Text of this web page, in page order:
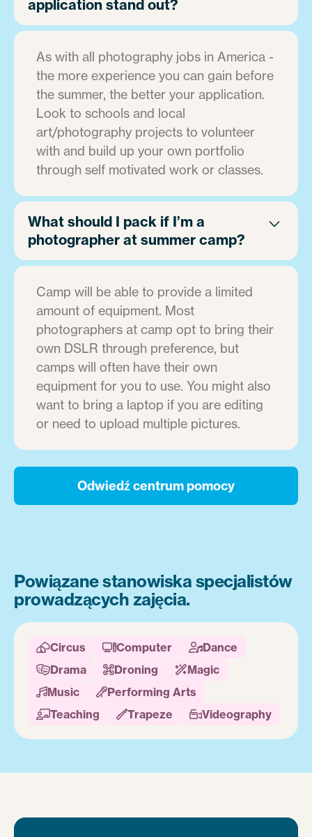
application stand out?
As with all photography jobs in America -
the more experience you can gain before
the summer, the better your application.
Look to schools and local
art/photography projects to volunteer
with and build up your own portfolio
through self motivated work or classes.
What should I pack if I’m a
photographer at summer camp?
Camp will be able to provide a limited
amount of equipment. Most
photographers at camp opt to bring their
own DSLR through preference, but
camps will often have their own
equipment for you to use. You might also
want to bring a laptop if you are editing
or need to upload multiple pictures.
Odwiedź centrum pomocy
Powiązane stanowiska specjalistów
prowadzących zajęcia.
Circus Computer Dance
Drama Droning Magic
Music Performing Arts
Teaching Trapeze Videography